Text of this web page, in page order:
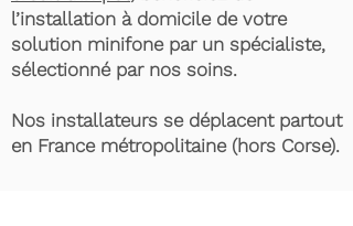
l’installation à domicile de votre
solution minifone par un spécialiste,
sélectionné par nos soins.
Nos installateurs se déplacent partout
en France métropolitaine (hors Corse).